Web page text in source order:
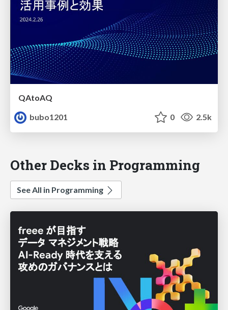
QAtoAQ
bubo1201
0 2.5k
Other Decks in Programming
See All in Programming